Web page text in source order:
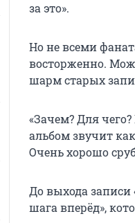
за это».
Но не всеми
восторженно.
шарм старых
«Зачем? Для
альбом звучит
Очень хорошо
До выхода записи
шага вперёд»,